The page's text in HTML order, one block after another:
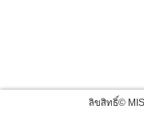
ลิขสิทธิ์©